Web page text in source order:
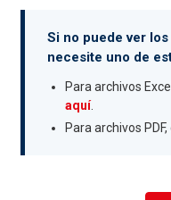
Si no puede ver
necesite uno de
Para archivos
aquí.
Para archivos